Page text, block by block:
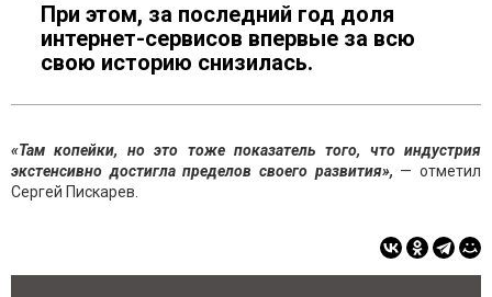
При этом, за последний год доля
интернет-сервисов впервые за всю
свою историю снизилась.
«Там копейки, но это тоже показатель того, что индустрия
экстенсивно достигла пределов своего развития», — отметил
Сергей Пискарев.